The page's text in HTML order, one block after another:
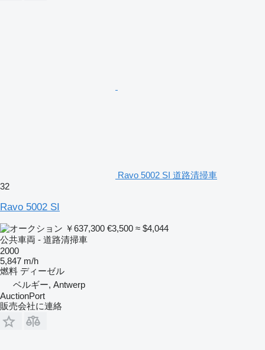
Ravo 5002 SI 道路清掃車
32
Ravo 5002 SI
￥637,300 €3,500 ≈ $4,044
公共車両 - 道路清掃車
2000
5,847 m/h
燃料 ディーゼル
ベルギー, Antwerp
AuctionPort
販売会社に連絡